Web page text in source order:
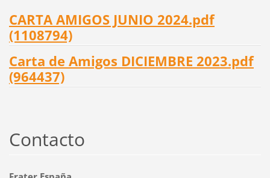
CARTA AMIGOS JUNIO 2024.pdf
(1108794)
Carta de Amigos DICIEMBRE 2023.pdf
(964437)
Contacto